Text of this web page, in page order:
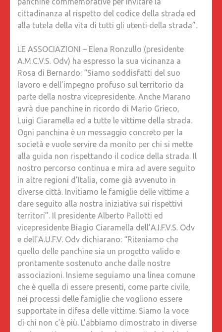
cittadinanza al rispetto del codice della strada ed
alla tutela della vita di tutti gli utenti della strada”.
LE ASSOCIAZIONI – Elena Ronzullo (presidente
A.M.C.V.S. Odv) ha espresso la sua vicinanza a
Rosa di Bernardo: “Siamo soddisfatti del suo
lavoro e dell’impegno profuso sul territorio da
parte della nostra vicepresidente. Anche Marano
avrà due panchine in ricordo di Mario Grieco,
Luigi Ciaramella ed a tutte le vittime della strada.
Ogni panchina è un messaggio concreto per la
società e vuole servire da monito per chi si mette
alla guida non rispettando il codice della strada. Il
nostro percorso continua e mira ad avere seguito
in altre regioni d’Italia, come già avvenuto in
diverse città. Invitiamo le famiglie delle vittime a
dare seguito alla nostra iniziativa sui rispettivi
territori”. Il presidente Alberto Pallotti ed
vicepresidente Biagio Ciaramella dell’A.I.F.V.S. Odv
e dell’A.U.F.V. Odv dichiarano: “Riteniamo che
quello delle panchine sia un progetto valido e
prontamente sostenuto anche dalle nostre
associazioni. Insieme seguiamo una linea comune
che è quella di essere presenti, come parte civile,
nei processi delle famiglie che vogliono essere
supportate in difesa delle vittime. Siamo la voce
di chi non c’è più. L’abbiamo dimostrato in diverse